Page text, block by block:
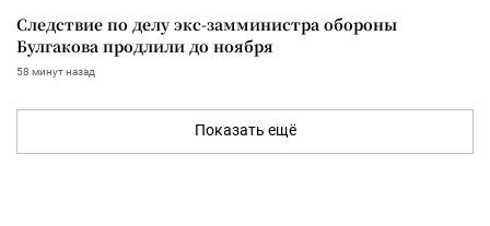
Следствие по делу экс-замминистра обороны
Булгакова продлили до ноября
58 минут назад
Показать ещё